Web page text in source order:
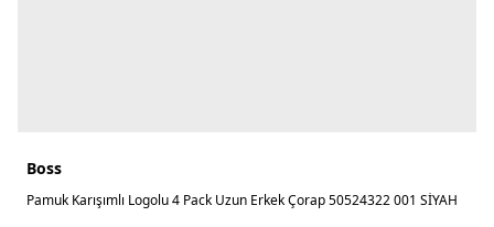
Boss
Pamuk Karışımlı Logolu 4 Pack Uzun Erkek Çorap 50524322 001 SİYAH